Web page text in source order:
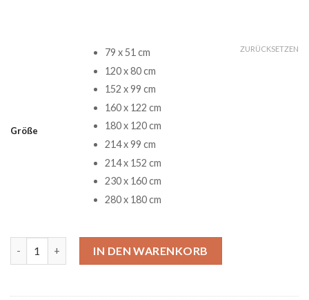
Größe
79 x 51 cm
120 x 80 cm
152 x 99 cm
160 x 122 cm
180 x 120 cm
214 x 99 cm
214 x 152 cm
230 x 160 cm
280 x 180 cm
ZURÜCKSETZEN
IN DEN WARENKORB